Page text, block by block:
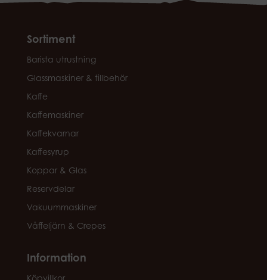
Sortiment
Barista utrustning
Glassmaskiner & tillbehör
Kaffe
Kaffemaskiner
Kaffekvarnar
Kaffesyrup
Koppar & Glas
Reservdelar
Vakuummaskiner
Våffeljärn & Crepes
Information
Köpvillkor